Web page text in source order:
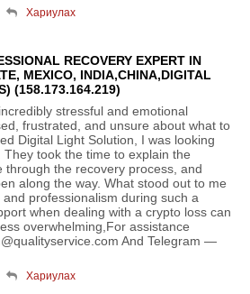
Хариулах
RECOVERY EXPERT IN
MEXICO, INDIA,CHINA,DIGITAL
(158.173.164.219)
stressful and emotional
frustrated, and unsure about what to
Digital Light Solution, I was looking
took the time to explain the
through the recovery process, and
along the way. What stood out to me
professionalism during such a
when dealing with a crypto loss can
overwhelming,For assistance
And Telegram —
Хариулах